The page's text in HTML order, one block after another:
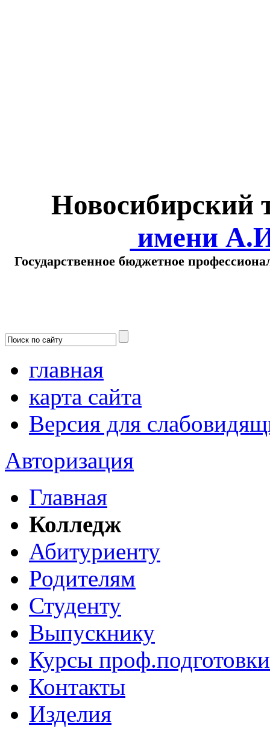
Новосибирский
имени
Государственное бюджетное
главная
карта сайта
Версия для
Авторизация
Главная
Колледж
Абитуриенту
Родителям
Студенту
Выпускнику
Курсы проф.подготовки
Контакты
Изделия